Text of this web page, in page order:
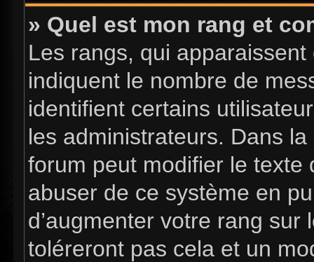
» Quel est mon rang et
Les rangs, qui
indiquent le nombre de
identifient certains
les administrateurs. Dans
forum peut modifier le
abuser de ce système en
d’augmenter votre rang
toléreront pas cela et un